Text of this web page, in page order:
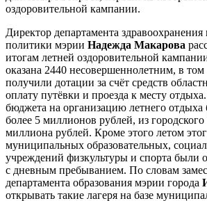
оздоровительной кампании.
Директор департамента
политики мэрии Надежда Макарова
итогам летней оздоровительной
оказана 2440 несовершеннолетним, в том
получили дотации за счёт средств
оплату путёвки и проезда к месту
бюджета на организацию летнего отдыха
более 5 миллионов рублей, из
миллиона рублей. Кроме этого летом
муниципальных образовательных,
учреждений физкультуры и спорта были
с дневным пребыванием. По словам
департамента образования мэрии города
открывать такие лагеря на базе